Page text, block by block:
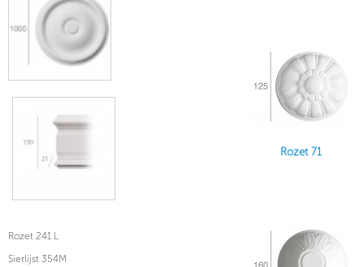
Rozet 241 L
Sierlijst 354M
Rozet 71